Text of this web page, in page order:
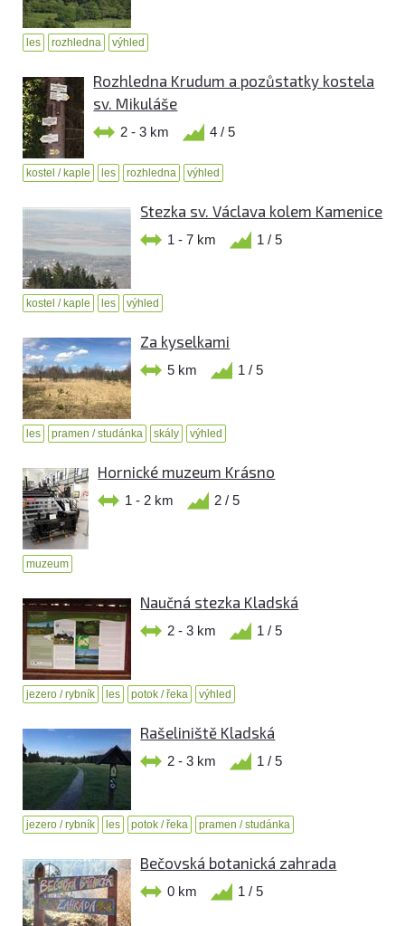
les rozhledna výhled
Rozhledna Krudum a pozůstatky kostela
sv. Mikuláše
2 - 3 km 4 / 5
kostel / kaple les rozhledna výhled
Stezka sv. Václava kolem Kamenice
1 - 7 km 1 / 5
kostel / kaple les výhled
Za kyselkami
5 km 1 / 5
les pramen / studánka skály výhled
Hornické muzeum Krásno
1 - 2 km 2 / 5
muzeum
Naučná stezka Kladská
2 - 3 km 1 / 5
jezero / rybník les potok / řeka výhled
Rašeliniště Kladská
2 - 3 km 1 / 5
jezero / rybník les potok / řeka pramen / studánka
Bečovská botanická zahrada
0 km 1 / 5